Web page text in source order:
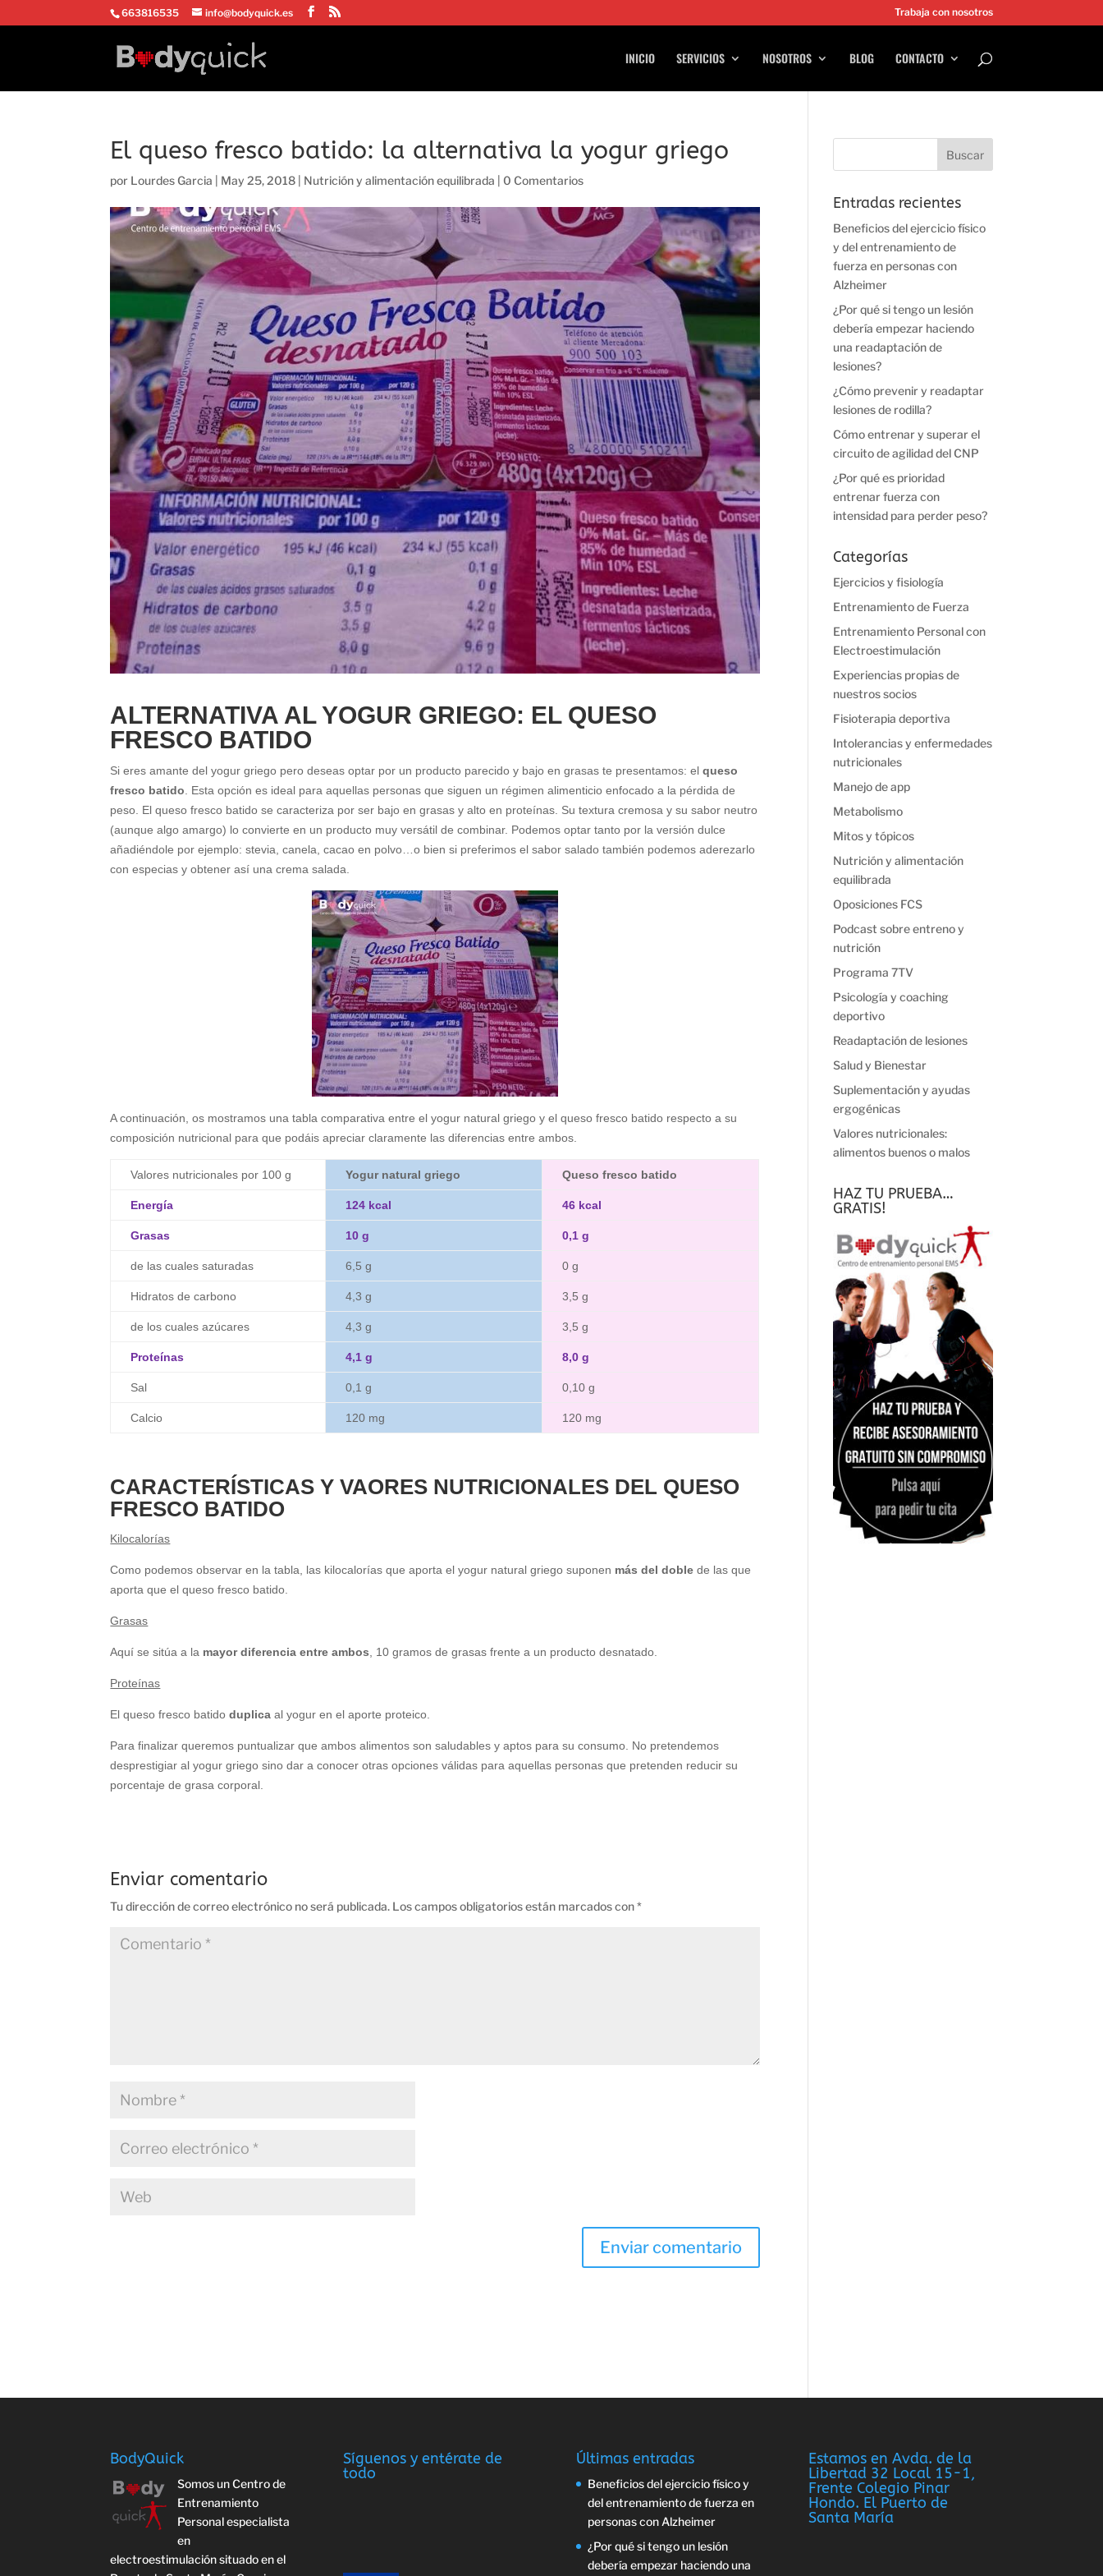
663816535 info@bodyquick.es Trabaja con nosotros
INICIO SERVICIOS NOSOTROS BLOG CONTACTO
El queso fresco batido: la alternativa la yogur griego
por Lourdes Garcia May 25, 2018 Nutrición y alimentación equilibrada 0 Comentarios
ALTERNATIVA AL YOGUR GRIEGO: EL QUESO
FRESCO BATIDO
Si eres amante del yogur griego pero deseas optar por un producto parecido y bajo en grasas te presentamos: elqueso
fresco batido. Esta opción es ideal para aquellas personas que siguen un régimen alimenticio enfocado a la pérdida de
peso. El queso fresco batido se caracteriza por ser bajo en grasas y alto en proteínas. Su textura cremosa y su sabor neutro
(aunque algo amargo) lo convierte en un producto muy versátil de combinar. Podemos optar tanto por la versión dulce
añadiéndole por ejemplo: stevia, canela, cacao en polvo…o bien si preferimos el sabor salado también podemos aderezarlo
con especias y obtener así una crema salada.
A continuación, os mostramos una tabla comparativa entre el yogur natural griego y el queso fresco batido respecto a su
composición nutricional para que podáis apreciar claramente las diferencias entre ambos.
Valores nutricionales por 100 g Yogur natural griego Queso fresco batido
Energía 124 kcal 46 kcal
Grasas 10 g 0,1 g
de las cuales saturadas 6,5 g 0 g
Hidratos de carbono 4,3 g 3,5 g
de los cuales azúcares 4,3 g 3,5 g
Proteínas 4,1 g 8,0 g
Sal 0,1 g 0,10 g
Calcio 120 mg 120 mg
CARACTERÍSTICAS Y VAORES NUTRICIONALES DEL QUESO
FRESCO BATIDO
Kilocalorías
Como podemos observar en la tabla, las kilocalorías que aporta el yogur natural griego suponen más del doble de las que
aporta que el queso fresco batido.
Grasas
Aquí se sitúa a la mayor diferencia entre ambos, 10 gramos de grasas frente a un producto desnatado.
Proteínas
El queso fresco batidoduplicaal yogur en el aporte proteico.
Para finalizar queremos puntualizar que ambos alimentos son saludables y aptos para su consumo. No pretendemos
desprestigiar al yogur griego sino dar a conocer otras opciones válidas para aquellas personas que pretenden reducir su
porcentaje de grasa corporal.
Enviar comentario
Tu dirección de correo electrónico no será publicada. Los campos obligatorios están marcados con*
Entradas recientes
Beneficios del ejercicio físico
y del entrenamiento de
fuerza en personas con
Alzheimer
¿Por qué si tengo un lesión
debería empezar haciendo
una readaptación de
lesiones?
¿Cómo prevenir y readaptar
lesiones de rodilla?
Cómo entrenar y superar el
circuito de agilidad del CNP
¿Por qué es prioridad
entrenar fuerza con
intensidad para perder peso?
Categorías
Ejercicios y fisiología
Entrenamiento de Fuerza
Entrenamiento Personal con
Electroestimulación
Experiencias propias de
nuestros socios
Fisioterapia deportiva
Intolerancias y enfermedades
nutricionales
Manejo de app
Metabolismo
Mitos y tópicos
Nutrición y alimentación
equilibrada
Oposiciones FCS
Podcast sobre entreno y
nutrición
Programa 7TV
Psicología y coaching
deportivo
Readaptación de lesiones
Salud y Bienestar
Suplementación y ayudas
ergogénicas
Valores nutricionales:
alimentos buenos o malos
HAZ TU PRUEBA…
GRATIS!
BodyQuick
Somos un Centro de
Entrenamiento
Personal especialista
en
electroestimulación situado en el
Síguenos y entérate de
todo
Últimas entradas
Beneficios del ejercicio físico y
del entrenamiento de fuerza en
personas con Alzheimer
¿Por qué si tengo un lesión
debería empezar haciendo una
Estamos en Avda. de la
Libertad 32 Local 15-1,
Frente Colegio Pinar
Hondo. El Puerto de
Santa María